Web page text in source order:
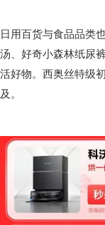
日用百货与食品品类
汤、好奇小森林纸尿
活好物。西奥丝特级
及。